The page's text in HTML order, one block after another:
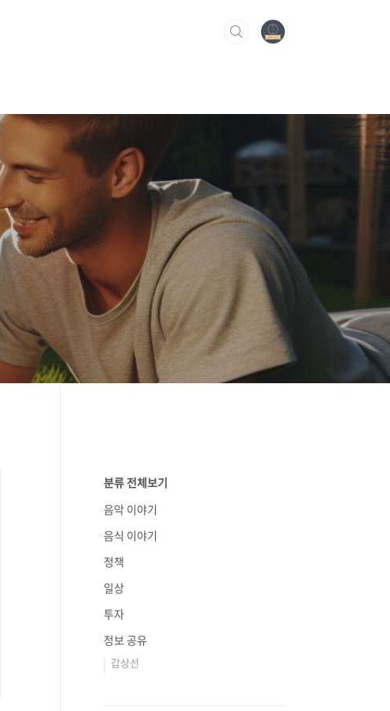
분류 전체보기
음악 이야기
음식 이야기
정책
일상
투자
정보 공유
갑상선